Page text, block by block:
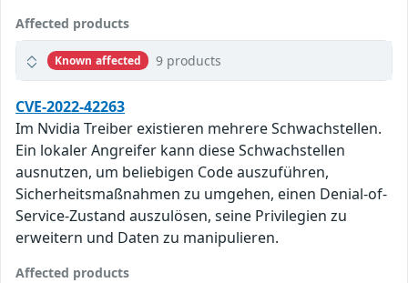
Affected products
Known affected 9 products
CVE-2022-42263
Im Nvidia Treiber existieren mehrere Schwachstellen.
Ein lokaler Angreifer kann diese Schwachstellen
ausnutzen, um beliebigen Code auszuführen,
Sicherheitsmaßnahmen zu umgehen, einen Denial-of-
Service-Zustand auszulösen, seine Privilegien zu
erweitern und Daten zu manipulieren.
Affected products